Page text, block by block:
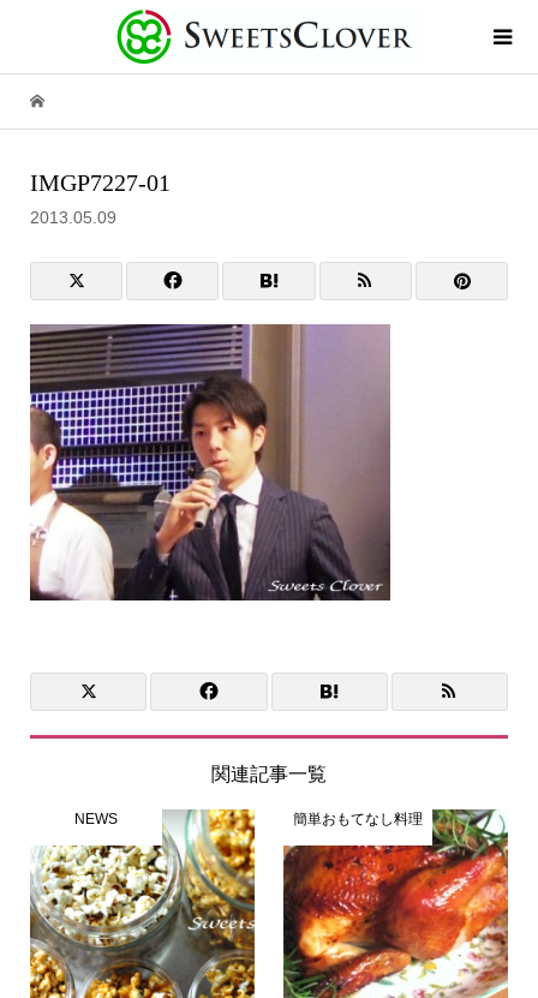
IMGP7227-01
2013.05.09
関連記事一覧
NEWS 簡単おもてなし料理